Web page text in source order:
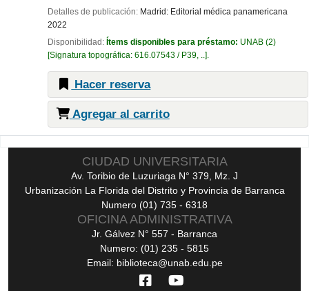
Detalles de publicación: Madrid: Editorial médica panamericana
2022
Disponibilidad: Ítems disponibles para préstamo: UNAB(2)
Signatura topográfica: 616.07543 / P39, .. .
Hacer reserva
Agregar al carrito
CIUDAD UNIVERSITARIA
Av. Toribio de Luzuriaga N° 379, Mz. J
Urbanización La Florida del Distrito y Provincia de Barranca
Numero (01) 735 - 6318
OFICINA ADMINISTRATIVA
Jr. Gálvez N° 557 - Barranca
Numero: (01) 235 - 5815
Email: biblioteca@unab.edu.pe